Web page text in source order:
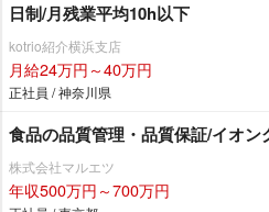
日制/月残業平均10h以下
kotrio紹介横浜支店
月給24万円～40万円
正社員 / 神奈川県
食品の品質管理・品質保証/イオ
株式会社マルエツ
年収500万円～700万円